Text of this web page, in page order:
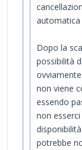
automatica
Dopo la
possibilità
non viene
essendo
non esserci
potrebbe